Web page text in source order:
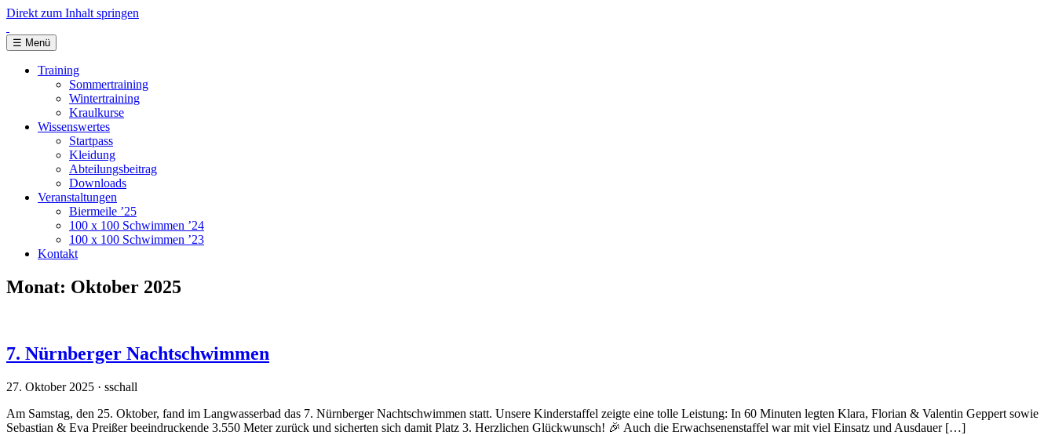
Direkt zum Inhalt springen
☰ Menü
Training
Sommertraining
Wintertraining
Kraulkurse
Wissenswertes
Startpass
Kleidung
Abteilungsbeitrag
Downloads
Veranstaltungen
Biermeile ’25
100 x 100 Schwimmen ’24
100 x 100 Schwimmen ’23
Kontakt
Monat: Oktober 2025
7. Nürnberger Nachtschwimmen
27. Oktober 2025 · sschall
Am Samstag, den 25. Oktober, fand im Langwasserbad das 7. Nürnberger Nachtschwimmen statt. Unsere Kinderstaffel zeigte eine tolle Leistung: In 60 Minuten legten Klara, Florian & Valentin Geppert sowie
Sebastian & Eva Preißer beeindruckende 3.550 Meter zurück und sicherten sich damit Platz 3. Herzlichen Glückwunsch! 🎉 Auch die Erwachsenenstaffel war mit viel Einsatz und Ausdauer […]